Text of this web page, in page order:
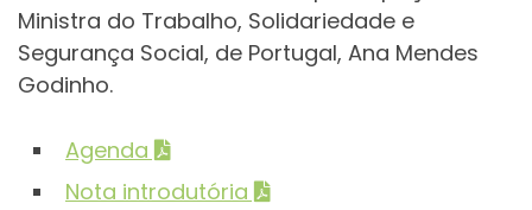
Ministra do Trabalho, Solidariedade e
Segurança Social, de Portugal, Ana Mendes
Godinho.
Agenda
Nota introdutória